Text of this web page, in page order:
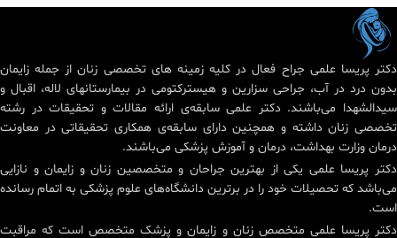
دکتر پریسا علمی جراح فعال در کلیه زمینه های تخصصی زنان از جمله زایمان
بدون درد در آب، جراحی سزارین و هیسترکتومی در بیمارستانهای لاله، اقبال و
سیدالشهدا می‌باشند. دکتر علمی سابقه‌ی ارائه مقالات و تحقیقات در رشته
تخصصی زنان داشته و همچنین دارای سابقه‌ی همکاری تحقیقاتی در معاونت
درمان وزارت بهداشت، درمان و آموزش پزشکی می‌باشند.
دکتر پریسا علمی یکی از بهترین جراحان و متخصصین زنان و زایمان و نازایی
می‌باشد که تحصیلات خود را در برترین دانشگاه‌های علوم پزشکی به اتمام رسانده
است.
دکتر پریسا علمی متخصص زنان و زایمان و پزشک متخصص است که مراقبت